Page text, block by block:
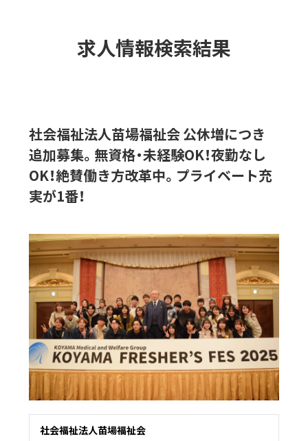
求人情報検索結果
社会福祉法人苗場福祉会 公休増につき
追加募集。無資格・未経験OK！夜勤なし
OK！絶賛働き方改革中。プライベート充
実が1番！
社会福祉法人苗場福祉会